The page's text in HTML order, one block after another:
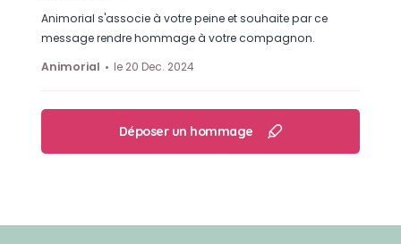
Animorial s'associe à votre peine et souhaite par ce
message rendre hommage à votre compagnon.
Animorial
le 20 Dec. 2024
Déposer un hommage